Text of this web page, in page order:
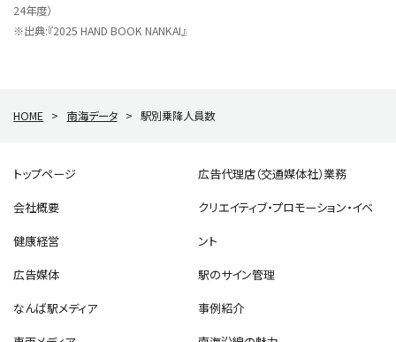
24年度）
※出典:『2025 HAND BOOK NANKAI』
HOME > 南海データ > 駅別乗降人員数
トップページ
会社概要
健康経営
広告媒体
なんば駅メディア
広告代理店（交通媒体社）業務
クリエイティブ・プロモーション・イベ
ント
駅のサイン管理
事例紹介